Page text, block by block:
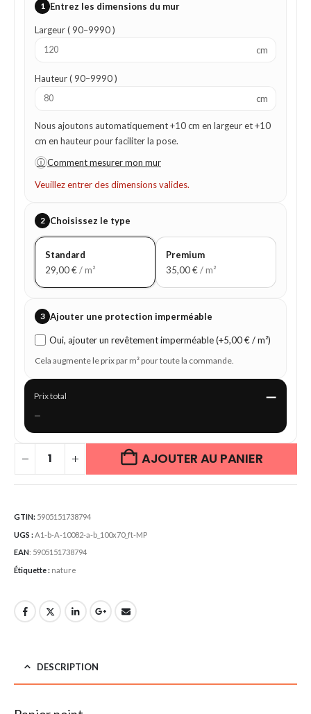
1 Entrez les dimensions du mur
Largeur ( 90–9990 )
cm
Hauteur ( 90–9990 )
cm
Nous ajoutons automatiquement +10 cm en largeur et +10
cm en hauteur pour faciliter la pose.
ⓘ Comment mesurer mon mur
Veuillez entrer des dimensions valides.
2 Choisissez le type
Standard
29,00€/ m²
Premium
35,00€/ m²
3 Ajouter une protection imperméable
Oui, ajouter un revêtement imperméable (+5,00 € / m²)
Cela augmente le prix par m² pour toute la commande.
Prix total —
—
AJOUTER AU PANIER
GTIN: 5905151738794
UGS :A1-b-A-10082-a-b_100x70_ft-MP
EAN: 5905151738794
Étiquette : nature
DESCRIPTION